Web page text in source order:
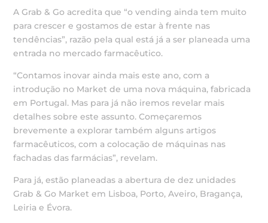
A Grab & Go acredita que “o vending ainda tem muito
para crescer e gostamos de estar à frente nas
tendências”, razão pela qual está já a ser planeada uma
entrada no mercado farmacêutico.
“Contamos inovar ainda mais este ano, com a
introdução no Market de uma nova máquina, fabricada
em Portugal. Mas para já não iremos revelar mais
detalhes sobre este assunto. Começaremos
brevemente a explorar também alguns artigos
farmacêuticos, com a colocação de máquinas nas
fachadas das farmácias”, revelam.
Para já, estão planeadas a abertura de dez unidades
Grab & Go Market em Lisboa, Porto, Aveiro, Bragança,
Leiria e Évora.